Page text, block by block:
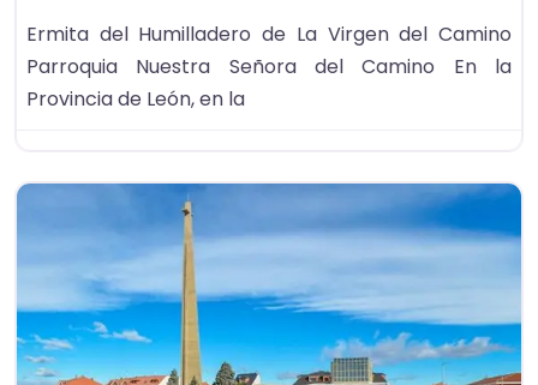
Ermita del Humilladero de La Virgen del Camino
Parroquia Nuestra Señora del Camino En la
Provincia de León, en la